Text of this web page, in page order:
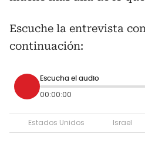
Escuche la entrevista
continuación:
Escucha el audio
00:00:00
Estados Unidos Israel